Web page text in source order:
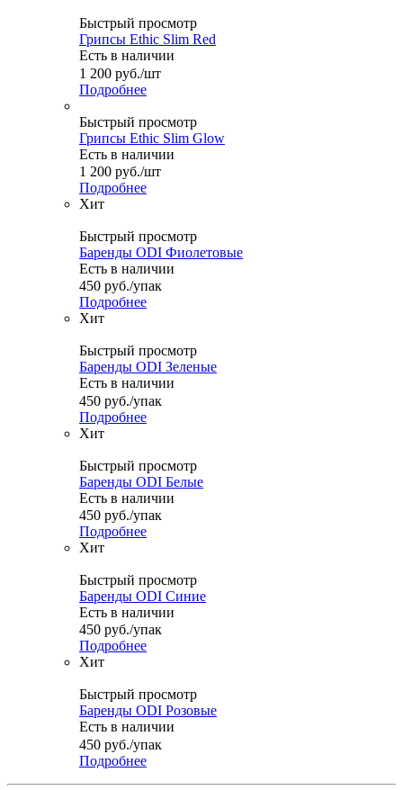
Быстрый просмотр
Грипсы Ethic Slim Red
Есть в наличии
1 200 руб./шт
Подробнее
Быстрый просмотр
Грипсы Ethic Slim Glow
Есть в наличии
1 200 руб./шт
Подробнее
Хит
Быстрый просмотр
Баренды ODI Фиолетовые
Есть в наличии
450 руб./упак
Подробнее
Хит
Быстрый просмотр
Баренды ODI Зеленые
Есть в наличии
450 руб./упак
Подробнее
Хит
Быстрый просмотр
Баренды ODI Белые
Есть в наличии
450 руб./упак
Подробнее
Хит
Быстрый просмотр
Баренды ODI Синие
Есть в наличии
450 руб./упак
Подробнее
Хит
Быстрый просмотр
Баренды ODI Розовые
Есть в наличии
450 руб./упак
Подробнее